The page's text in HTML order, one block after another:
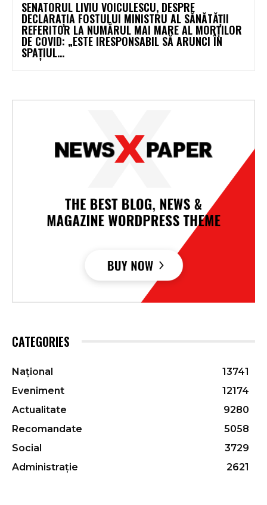
SENATORUL LIVIU VOICULESCU, DESPRE
DECLARAȚIA FOSTULUI MINISTRU AL SĂNĂTĂȚII
REFERITOR LA NUMĂRUL MAI MARE AL MORȚILOR
DE COVID: „ESTE IRESPONSABIL SĂ ARUNCI ÎN
SPAȚIUL...
CATEGORIES
Național
13741
Eveniment
12174
Actualitate
9280
Recomandate
5058
Social
3729
Administrație
2621